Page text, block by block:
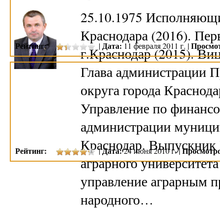
25.10.1975
Краснодара (2016).
г.Краснодар (2015).
Глава администрации
округа города
Управление по
администрации
Краснодар. Выпускник
аграрного
управление аграрным
народного…
Рейтинг: |Дата:11 февраля 2011 г. |
Рейтинг: |Дата:24 июня 2010 г. |